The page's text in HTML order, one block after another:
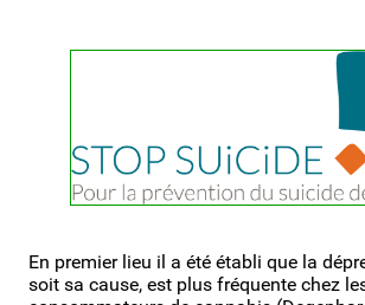
En premier lieu il a été établi que la
soit sa cause, est plus fréquente chez